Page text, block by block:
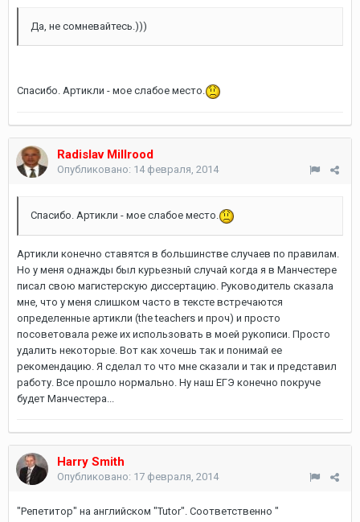
Да, не сомневайтесь.)))
Спасибо. Артикли - мое слабое место.
Radislav Millrood
Опубликовано: 14 февраля, 2014
Спасибо. Артикли - мое слабое место.
Артикли конечно ставятся в большинстве случаев по правилам.
Но у меня однажды был курьезный случай когда я в Манчестере
писал свою магистерскую диссертацию. Руководитель сказала
мне, что у меня слишком часто в тексте встречаются
определенные артикли (the teachers и проч) и просто
посоветовала реже их использовать в моей рукописи. Просто
удалить некоторые. Вот как хочешь так и понимай ее
рекомендацию. Я сделал то что мне сказали и так и представил
работу. Все прошло нормально. Ну наш ЕГЭ конечно покруче
будет Манчестера...
Harry Smith
Опубликовано: 17 февраля, 2014
"Репетитор" на английском "Tutor". Соответственно "